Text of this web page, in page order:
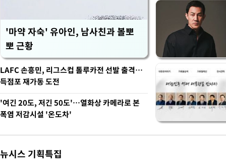
'마약 자숙' 유아인, 남사친과 볼뽀
뽀 근황
LAFC 손흥민, 리그스컵 톨루카전 선발 출격…
득점포 재가동 도전
'여긴 20도, 저긴 50도'…열화상 카메라로 본
폭염 저감시설 '온도차'
뉴시스 기획특집